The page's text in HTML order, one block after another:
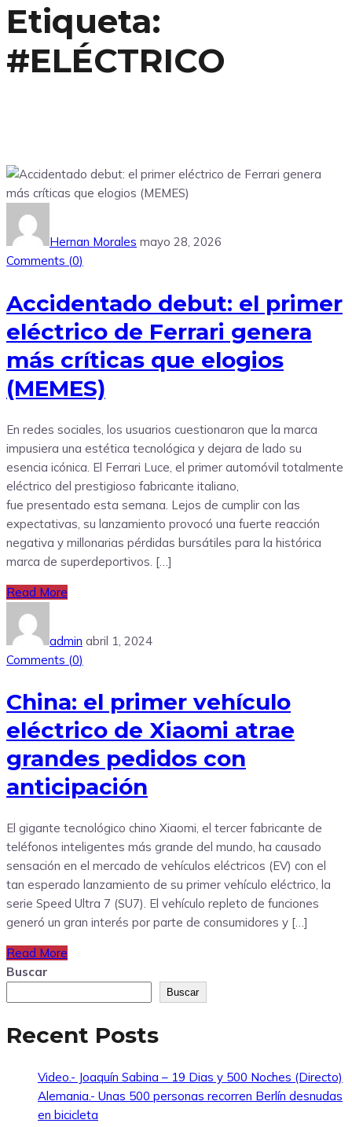
Etiqueta:
#ELÉCTRICO
Hernan Morales mayo 28, 2026
Comments (0)
Accidentado debut: el primer
eléctrico de Ferrari genera
más críticas que elogios
(MEMES)
En redes sociales, los usuarios cuestionaron que la marca
impusiera una estética tecnológica y dejara de lado su
esencia icónica. El Ferrari Luce, el primer automóvil totalmente
eléctrico del prestigioso fabricante italiano,
fue presentado esta semana. Lejos de cumplir con las
expectativas, su lanzamiento provocó una fuerte reacción
negativa y millonarias pérdidas bursátiles para la histórica
marca de superdeportivos. […]
Read More
admin abril 1, 2024
Comments (0)
China: el primer vehículo
eléctrico de Xiaomi atrae
grandes pedidos con
anticipación
El gigante tecnológico chino Xiaomi, el tercer fabricante de
teléfonos inteligentes más grande del mundo, ha causado
sensación en el mercado de vehículos eléctricos (EV) con el
tan esperado lanzamiento de su primer vehículo eléctrico, la
serie Speed Ultra 7 (SU7). El vehículo repleto de funciones
generó un gran interés por parte de consumidores y […]
Read More
Buscar
Buscar
Recent Posts
Video.- Joaquín Sabina – 19 Dias y 500 Noches (Directo)
Alemania.- Unas 500 personas recorren Berlín desnudas
en bicicleta